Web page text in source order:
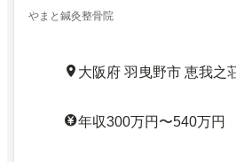
やまと鍼灸整骨院
大阪府 羽曳野市 恵我之
年収300万円〜540万円